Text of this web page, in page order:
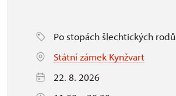
Po stopách šlechtických rodů
Státní zámek Kynžvart
22. 8. 2026